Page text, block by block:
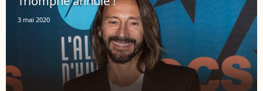
3 mai 2020